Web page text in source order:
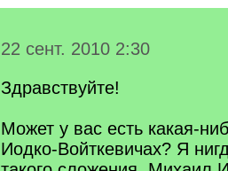
22 сент. 2010 2:30
Здравствуйте!
Может у вас есть какая-
Иодко-Войткевичах? Я